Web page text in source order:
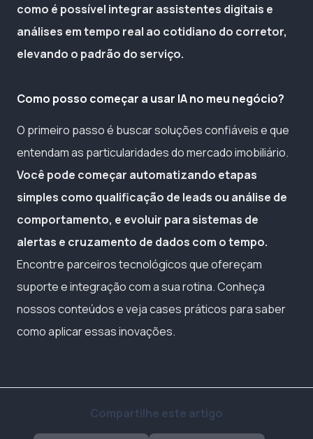
como é possível integrar assistentes digitais e
análises em tempo real ao cotidiano do corretor,
elevando o padrão do serviço.
Como posso começar a usar IA no meu negócio?
O primeiro passo é buscar soluções confiáveis e que
entendam as particularidades do mercado imobiliário.
Você pode começar automatizando etapas
simples como qualificação de leads ou análise de
comportamento, e evoluir para sistemas de
alertas e cruzamento de dados com o tempo.
Encontre parceiros tecnológicos que ofereçam
suporte e integração com a sua rotina. Conheça
nossos conteúdos e veja cases práticos para saber
como aplicar essas inovações.
Compartilhe este artigo